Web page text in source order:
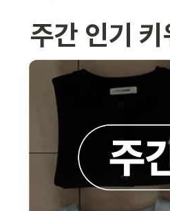
주간 인기